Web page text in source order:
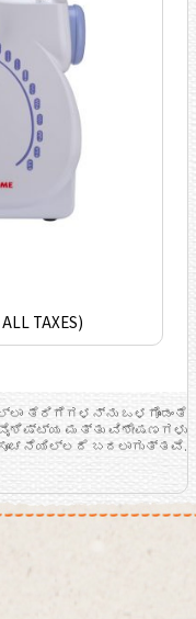
TAXES)
ತೆರಿಗೆಗಳನ್ನು ಒಳಗೊಂಡಂತೆ
ಮತ್ತು ವಿಶೇಷಣಗಳು
ಬದಲಾಗುತ್ತವೆ.